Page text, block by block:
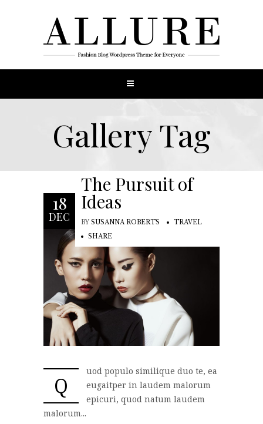
Gallery Tag
18
DEC
The Pursuit of
Ideas
BY SUSANNA ROBERTS
TRAVEL
SHARE
Q
uod populo similique duo te, ea
eugaitper in laudem malorum
epicuri, quod natum laudem
malorum...